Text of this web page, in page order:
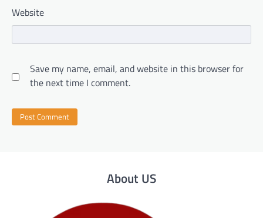
Website
Save my name, email, and website in this browser for
the next time I comment.
About US